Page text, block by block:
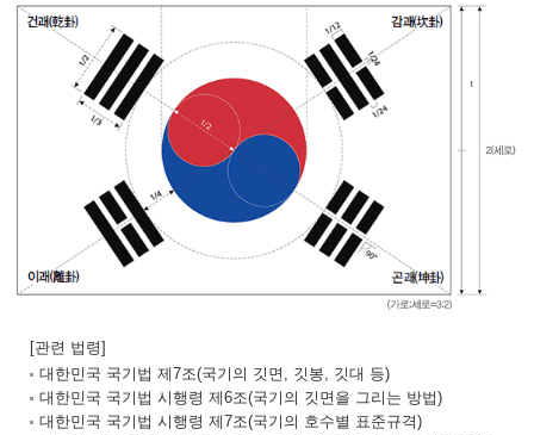
[관련 법령]
대한민국 국기법 제7조(국기의 깃면, 깃봉, 깃대 등)
대한민국 국기법 시행령 제6조(국기의 깃면을 그리는 방법)
대한민국 국기법 시행령 제7조(국기의 호수별 표준규격)